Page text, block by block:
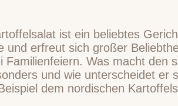
ist ein beliebtes
und erfreut sich großer
Familienfeiern. Was macht den
und wie unterscheidet er
dem nordischen